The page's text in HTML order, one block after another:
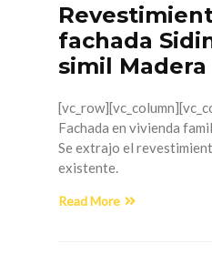
fachada
simil Madera
Fachada en vivienda
Se extrajo el
existente.
Read More